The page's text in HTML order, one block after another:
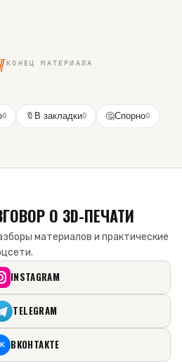
КОНЕЦ МАТЕРИАЛА
0 🔖 В закладки0 🤔Спорно0
О 3D-ПЕЧАТИ
материалов и практические
INSTAGRAM
TELEGRAM
ВКОНТАКТЕ